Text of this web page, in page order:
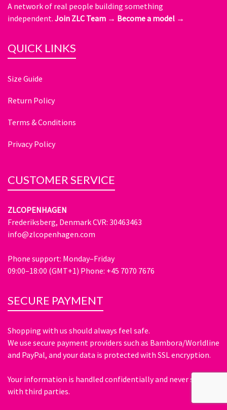
A network of real people building something
independent. Join ZLC Team → Become a model →
QUICK LINKS
Size Guide
Return Policy
Terms & Conditions
Privacy Policy
CUSTOMER SERVICE
ZLCOPENHAGEN
Frederiksberg, Denmark CVR: 30463463
info@zlcopenhagen.com
Phone support: Monday–Friday
09:00–18:00 (GMT+1) Phone: +45 7070 7676
SECURE PAYMENT
Shopping with us should always feel safe.
We use secure payment providers such as Bambora/Worldline
and PayPal, and your data is protected with SSL encryption.
Your information is handled confidentially and never shared
with third parties.